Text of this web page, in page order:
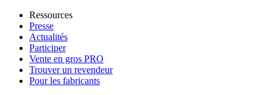
Ressources
Presse
Actualités
Participer
Vente en gros PRO
Trouver un revendeur
Pour les fabricants